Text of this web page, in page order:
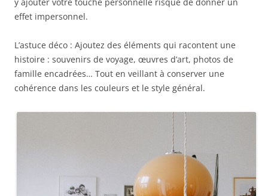
effet impersonnel.
L’astuce déco : Ajoutez des éléments qui racontent une
histoire : souvenirs de voyage, œuvres d’art, photos de
famille encadrées… Tout en veillant à conserver une
cohérence dans les couleurs et le style général.